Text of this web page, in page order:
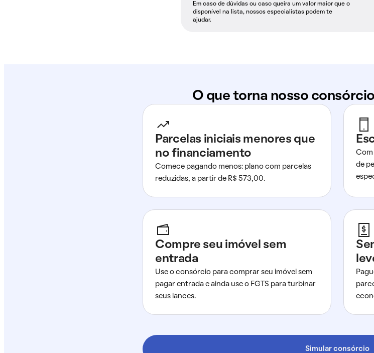
Em caso de dúvidas ou caso queira um valor maior que o
disponível na lista, nossos especialistas podem te
ajudar.
O que torna nosso
Parcelas iniciais menores que
no financiamento
Comece pagando menos: plano com parcelas
reduzidas, a partir de R$ 573,00.
Com
de
Compre seu imóvel sem
entrada
Use o consórcio para comprar seu imóvel sem
pagar entrada e ainda use o FGTS para turbinar
seus lances.
Simular consórcio